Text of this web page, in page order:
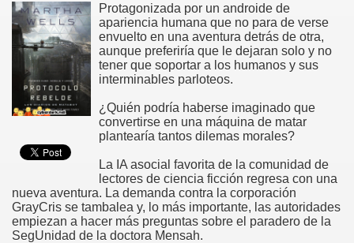
Protagonizada por un androide de
apariencia humana que no para de verse
envuelto en una aventura detrás de otra,
aunque preferiría que le dejaran solo y no
tener que soportar a los humanos y sus
interminables parloteos.
¿Quién podría haberse imaginado que
convertirse en una máquina de matar
plantearía tantos dilemas morales?
La IA asocial favorita de la comunidad de
lectores de ciencia ficción regresa con una
nueva aventura. La demanda contra la corporación
GrayCris se tambalea y, lo más importante, las autoridades
empiezan a hacer más preguntas sobre el paradero de la
SegUnidad de la doctora Mensah.